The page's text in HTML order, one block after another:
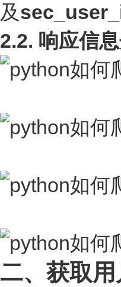
及
2.2. 响应信
二、获取